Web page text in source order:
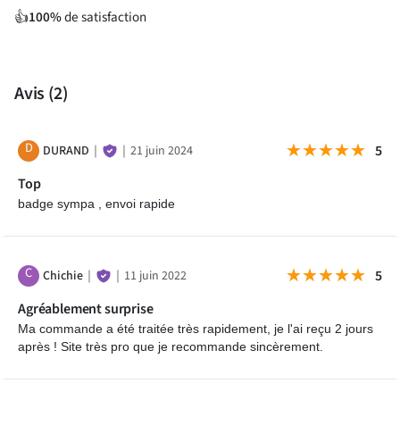
👍100%de satisfaction
Avis (2)
D DURAND ｜ ｜ 21 juin 2024 ★★★★★
★★★★★ 5
Top
badge sympa , envoi rapide
C Chichie ｜ ｜ 11 juin 2022 ★★★★★
★★★★★ 5
Agréablement surprise
Ma commande a été traitée très rapidement, je l'ai reçu 2 jours
après ! Site très pro que je recommande sincèrement.